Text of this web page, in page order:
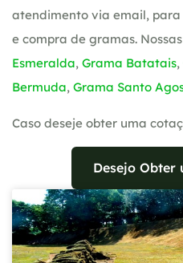
atendimento via email,
e compra de gramas.
Esmeralda, Grama Batatais,
Bermuda, Grama Santo
Caso deseje obter uma
Desejo Obter